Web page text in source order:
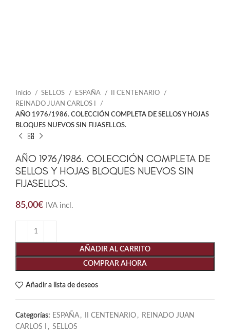
Inicio SELLOS ESPAÑA
II CENTENARIO
REINADO JUAN CARLOS I
AÑO 1976/1986. COLECCIÓN COMPLETA DE SELLOS Y HOJAS
BLOQUES NUEVOS SIN FIJASELLOS.
AÑO 1976/1986. COLECCIÓN COMPLETA DE
SELLOS Y HOJAS BLOQUES NUEVOS SIN
FIJASELLOS.
85,00€ IVA incl.
AÑADIR AL CARRITO
COMPRAR AHORA
Añadir a lista de deseos
Categorías: ESPAÑA , II CENTENARIO , REINADO JUAN
CARLOS I
, SELLOS